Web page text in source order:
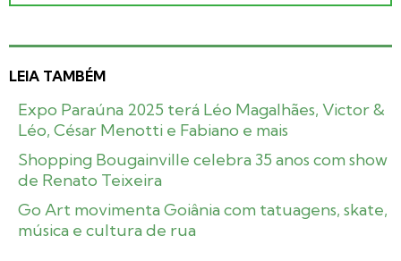
LEIA TAMBÉM
Expo Paraúna 2025 terá Léo Magalhães, Victor &
Léo, César Menotti e Fabiano e mais
Shopping Bougainville celebra 35 anos com show
de Renato Teixeira
Go Art movimenta Goiânia com tatuagens, skate,
música e cultura de rua